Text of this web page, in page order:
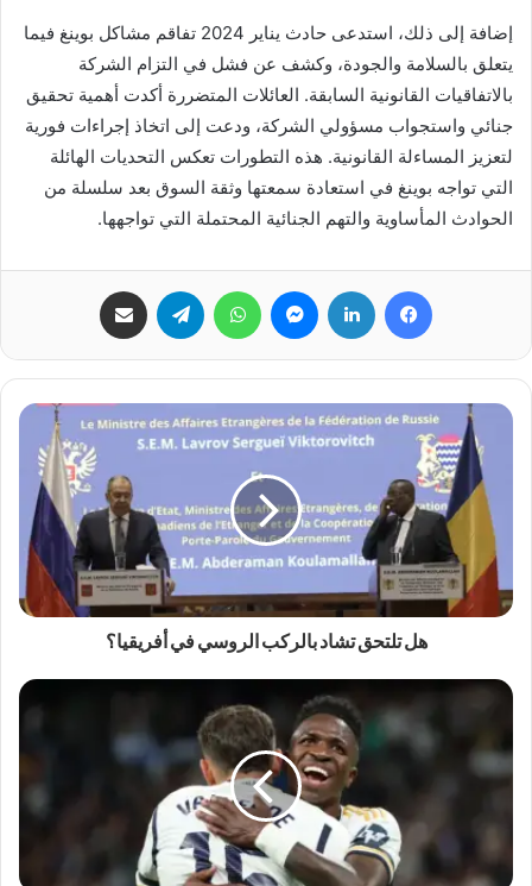
إضافة إلى ذلك، استدعى حادث يناير 2024 تفاقم مشاكل بوينغ فيما
يتعلق بالسلامة والجودة، وكشف عن فشل في التزام الشركة
بالاتفاقيات القانونية السابقة. العائلات المتضررة أكدت أهمية تحقيق
جنائي واستجواب مسؤولي الشركة، ودعت إلى اتخاذ إجراءات فورية
لتعزيز المساءلة القانونية. هذه التطورات تعكس التحديات الهائلة
التي تواجه بوينغ في استعادة سمعتها وثقة السوق بعد سلسلة من
الحوادث المأساوية والتهم الجنائية المحتملة التي تواجهها.
فيسبوك لينكدإن ماسنجر واتساب تيلقرام
هل تلتحق تشاد بالركب الروسي في أفريقيا؟